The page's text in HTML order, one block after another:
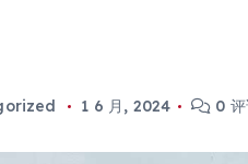
1 6 月, 2024 0